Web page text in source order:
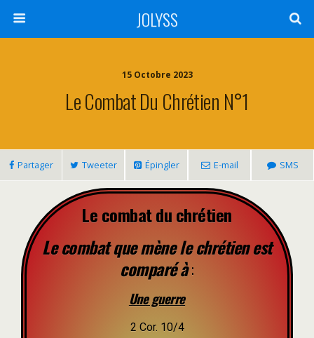
JOLYSS
15 Octobre 2023
Le Combat Du Chrétien N°1
Partager Tweeter Épingler E-mail SMS
Le combat du chrétien
Le combat que mène le chrétien est
comparé à:
Une guerre
2 Cor. 10/4